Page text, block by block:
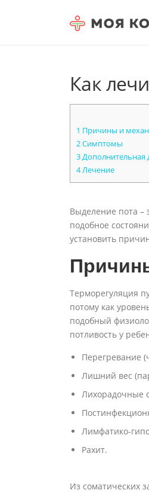
Как
1 Причины и
2Симптомы
3Дополнительная
4Лечение
Выделение пота –
подобное
установить
Терморегуляция
потому как
подобный
потливость у
Перегревание
Лишний вес
Лихорадочные
Лимфатико-
Рахит.
Из соматических